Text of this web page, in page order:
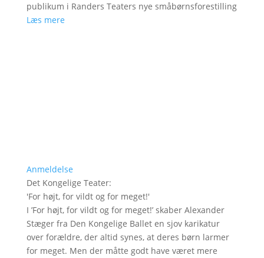
publikum i Randers Teaters nye småbørnsforestilling
Læs mere
Anmeldelse
Det Kongelige Teater:
'For højt, for vildt og for meget!'
I ’For højt, for vildt og for meget!’ skaber Alexander
Stæger fra Den Kongelige Ballet en sjov karikatur
over forældre, der altid synes, at deres børn larmer
for meget. Men der måtte godt have været mere